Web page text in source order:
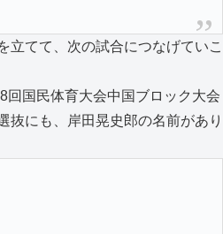
立てて、次の試合につなげていこ
回国民体育大会中国ブロック大会
抜にも、岸田晃史郎の名前があり